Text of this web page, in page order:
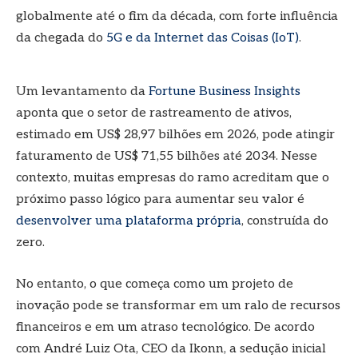
globalmente até o fim da década, com forte influência
da chegada do 5G e da Internet das Coisas (IoT).
Um levantamento da Fortune Business Insights
aponta que o setor de rastreamento de ativos,
estimado em US$ 28,97 bilhões em 2026, pode atingir
faturamento de US$ 71,55 bilhões até 2034. Nesse
contexto, muitas empresas do ramo acreditam que o
próximo passo lógico para aumentar seu valor é
desenvolver uma plataforma própria, construída do
zero.
No entanto, o que começa como um projeto de
inovação pode se transformar em um ralo de recursos
financeiros e em um atraso tecnológico. De acordo
com André Luiz Ota, CEO da Ikonn, a sedução inicial